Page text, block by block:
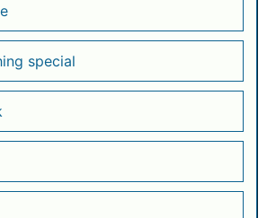
special